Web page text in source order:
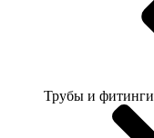
Трубы и фитинги